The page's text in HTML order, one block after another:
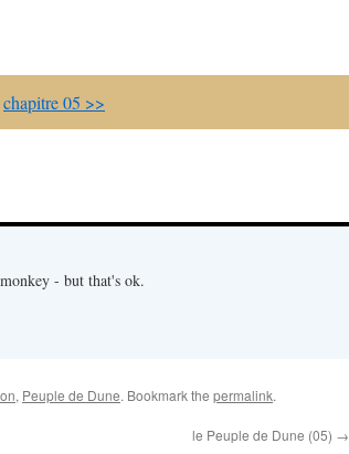
chapitre 05 >>
- but that's ok.
, Peuple de Dune. Bookmark the permalink.
le Peuple de Dune (05) →